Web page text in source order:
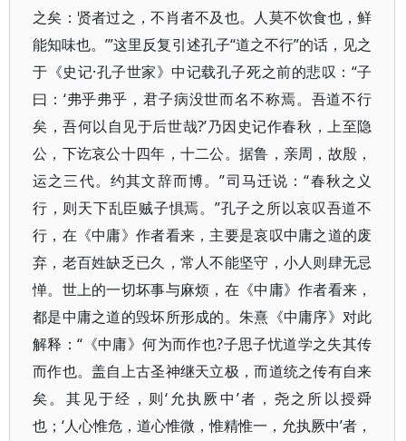
之矣：贤者过之，不肖者不及也。人莫不饮食也，鲜
能知味也。’”这里反复引述孔子“道之不行”的话，见之
于《史记·孔子世家》中记载孔子死之前的悲叹：“子
曰：‘弗乎弗乎，君子病没世而名不称焉。吾道不行
矣，吾何以自见于后世哉?’乃因史记作春秋，上至隐
公，下讫哀公十四年，十二公。据鲁，亲周，故殷，
运之三代。约其文辞而博。”司马迁说：“春秋之义
行，则天下乱臣贼子惧焉。”孔子之所以哀叹吾道不
行，在《中庸》作者看来，主要是哀叹中庸之道的废
弃，老百姓缺乏已久，常人不能坚守，小人则肆无忌
惮。世上的一切坏事与麻烦，在《中庸》作者看来，
都是中庸之道的毁坏所形成的。朱熹《中庸序》对此
解释：“《中庸》何为而作也?子思子忧道学之失其传
而作也。盖自上古圣神继天立极，而道统之传有自来
矣。其见于经，则‘允执厥中’者，尧之所以授舜
也；‘人心惟危，道心惟微，惟精惟一，允执厥中’者，